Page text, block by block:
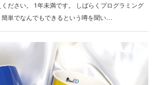
ださい。 1年未満です。 しばらくプログラミング
単でなんでもできるという噂を聞い…